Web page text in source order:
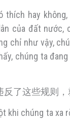
hay
của đất nước,
chỉ như vậy,
chúng ta
了这些规则，
khi chúng ta xa